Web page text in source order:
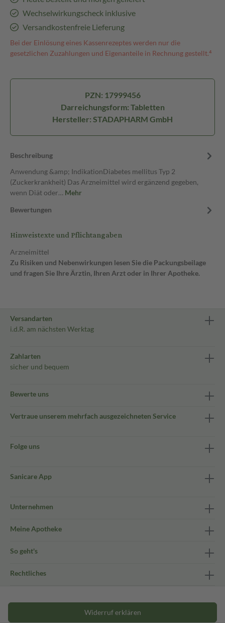
Wechselwirkungscheck inklusive
Versandkostenfreie Lieferung
Bei der Einlösung eines Kassenrezeptes werden nur die
gesetzlichen Zuzahlungen und Eigenanteile in Rechnung gestellt.⁴
PZN: 17999456
Darreichungsform: Tabletten
Hersteller: STADAPHARM GmbH
Beschreibung
Anwendung &amp; IndikationDiabetes mellitus Typ 2
(Zuckerkrankheit) Das Arzneimittel wird ergänzend gegeben,
wenn Diät oder… Mehr
Bewertungen
Hinweistexte und Pflichtangaben
Arzneimittel
Zu Risiken und Nebenwirkungen lesen Sie die Packungsbeilage
und fragen Sie Ihre Ärztin, Ihren Arzt oder in Ihrer Apotheke.
Versandarten
i.d.R. am nächsten Werktag
Zahlarten
sicher und bequem
Bewerte uns
Vertraue unserem mehrfach ausgezeichneten Service
Folge uns
Sanicare App
Unternehmen
Meine Apotheke
So geht's
Rechtliches
Widerruf erklären